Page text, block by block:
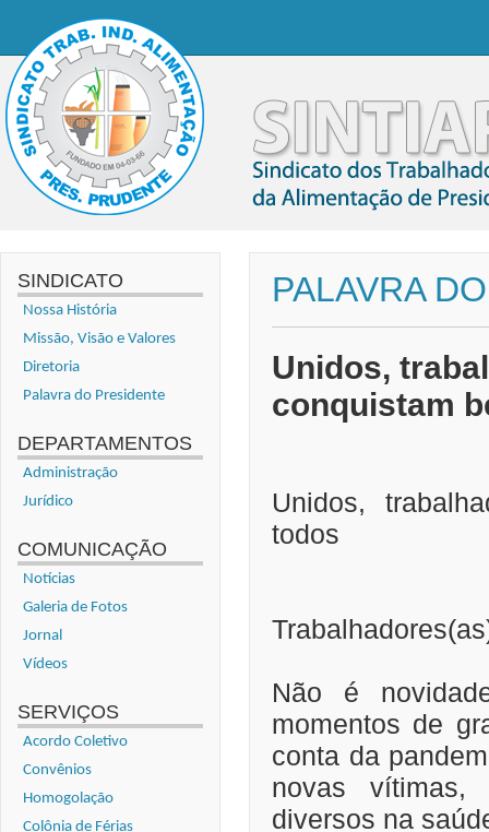
SINDICATO
Nossa História
Missão, Visão e Valores
Diretoria
Palavra do Presidente
DEPARTAMENTOS
Administração
Jurídico
COMUNICAÇÃO
Notícias
Galeria de Fotos
Jornal
Vídeos
SERVIÇOS
Acordo Coletivo
Convênios
Homogolação
Colônia de Férias
PALAVRA
Unidos,
conquistam
Unidos,
todos
Não é
momentos de
conta da
novas vítimas,
diversos na